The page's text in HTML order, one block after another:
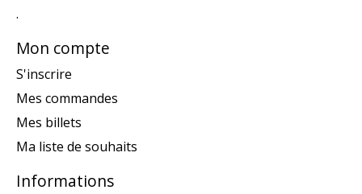
.
Mon compte
S'inscrire
Mes commandes
Mes billets
Ma liste de souhaits
Informations